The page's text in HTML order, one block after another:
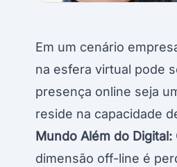
Em um cenário
na esfera virtual pode
presença online seja
reside na capacidade
Mundo Além do
dimensão off-line é